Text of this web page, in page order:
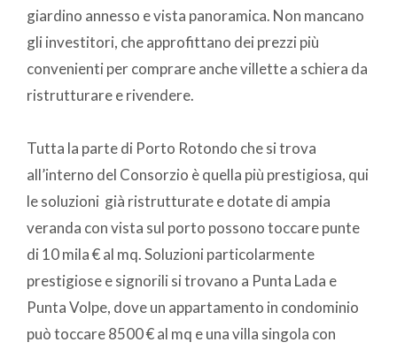
giardino annesso e vista panoramica. Non mancano
gli investitori, che approfittano dei prezzi più
convenienti per comprare anche villette a schiera da
ristrutturare e rivendere.
Tutta la parte di Porto Rotondo che si trova
all’interno del Consorzio è quella più prestigiosa, qui
le soluzioni già ristrutturate e dotate di ampia
veranda con vista sul porto possono toccare punte
di 10 mila € al mq. Soluzioni particolarmente
prestigiose e signorili si trovano a Punta Lada e
Punta Volpe, dove un appartamento in condominio
può toccare 8500 € al mq e una villa singola con